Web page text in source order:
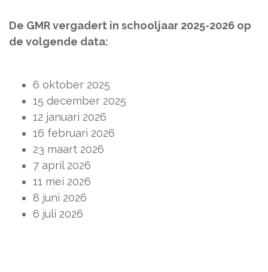
De GMR vergadert in schooljaar 2025-2026 op
de volgende data:
6 oktober 2025
15 december 2025
12 januari 2026
16 februari 2026
23 maart 2026
7 april 2026
11 mei 2026
8 juni 2026
6 juli 2026